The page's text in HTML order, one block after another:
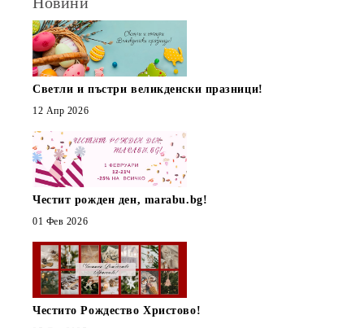
Светли и пъстри великденски празници!
12 Апр 2026
Честит рожден ден, marabu.bg!
01 Фев 2026
Честито Рождество Христово!